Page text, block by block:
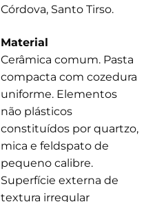
Córdova, Santo Tirso.
Material
Cerâmica comum. Pasta
compacta com cozedura
uniforme. Elementos
não plásticos
constituídos por quartzo,
mica e feldspato de
pequeno calibre.
Superfície externa de
textura irregular